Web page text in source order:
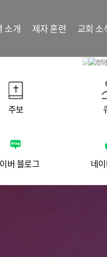
소개 제자 훈련 교회 소
주보
버 블로그 네